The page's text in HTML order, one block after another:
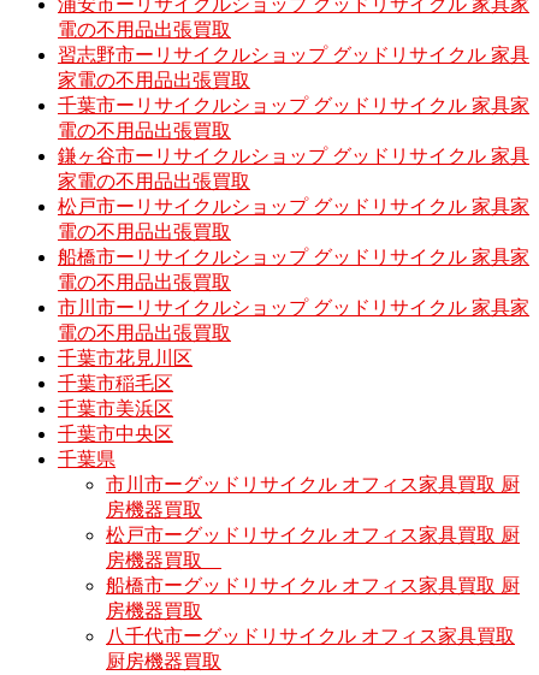
浦安市ーリサイクルショップ グッドリサイクル 家具家
電の不用品出張買取
習志野市ーリサイクルショップ グッドリサイクル 家具
家電の不用品出張買取
千葉市ーリサイクルショップ グッドリサイクル 家具家
電の不用品出張買取
鎌ヶ谷市ーリサイクルショップ グッドリサイクル 家具
家電の不用品出張買取
松戸市ーリサイクルショップ グッドリサイクル 家具家
電の不用品出張買取
船橋市ーリサイクルショップ グッドリサイクル 家具家
電の不用品出張買取
市川市ーリサイクルショップ グッドリサイクル 家具家
電の不用品出張買取
千葉市花見川区
千葉市稲毛区
千葉市美浜区
千葉市中央区
千葉県
市川市ーグッドリサイクル オフィス家具買取 厨
房機器買取
松戸市ーグッドリサイクル オフィス家具買取 厨
房機器買取
船橋市ーグッドリサイクル オフィス家具買取 厨
房機器買取
八千代市ーグッドリサイクル オフィス家具買取
厨房機器買取